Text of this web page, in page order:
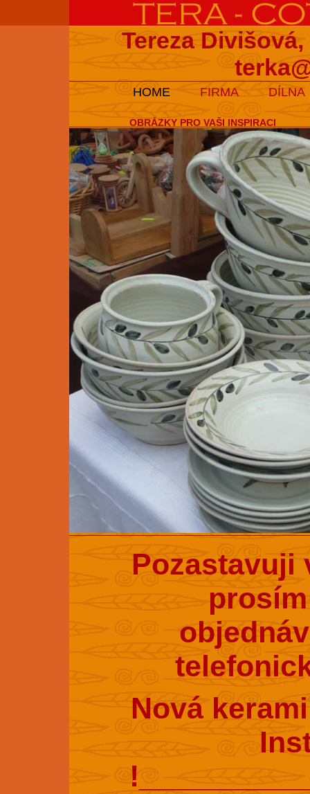
Tereza
HOME FIRMA DÍLNA
OBRÁZKY PRO VAŠI INSPIRACI
Pozastavuji
Nová